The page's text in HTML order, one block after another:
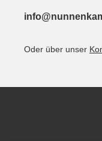
Oder über unser